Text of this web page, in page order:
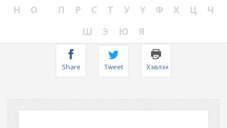
Н
О П Р С Т У Ү Ф Х Ц
Ч
Ш
Э Ю Я
Share Tweet Хэвлэх